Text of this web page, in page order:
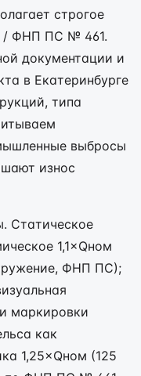
строгое
/ ФНП ПС № 461.
документации и
в Екатеринбурге
типа
выбросы
износ
Статическое
1,1×Qном
ФНП ПС);
маркировки
как
1,25×Qном (125